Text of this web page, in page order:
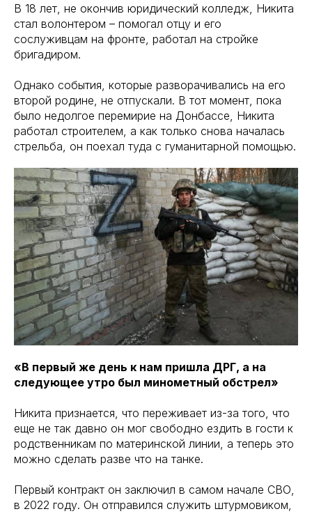
В 18 лет, не окончив юридический колледж, Никита
стал волонтером – помогал отцу и его
сослуживцам на фронте, работал на стройке
бригадиром.
Однако события, которые разворачивались на его
второй родине, не отпускали. В тот момент, пока
было недолгое перемирие на Донбассе, Никита
работал строителем, а как только снова началась
стрельба, он поехал туда с гуманитарной помощью.
«В первый же день к нам пришла ДРГ, а на
следующее утро был минометный обстрел»
Никита признается, что переживает из-за того, что
еще не так давно он мог свободно ездить в гости к
родственникам по материнской линии, а теперь это
можно сделать разве что на танке.
Первый контракт он заключил в самом начале СВО,
в 2022 году. Он отправился служить штурмовиком,